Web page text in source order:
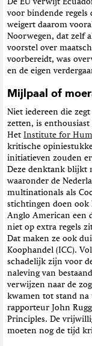
voor bindende regels
weigert daarom
Noorwegen, dat zelf
voorstel over
voorbereidt, was
en de eigen
Mijlpaal of
Niet iedereen die
zetten, is
Het Institute for
kritische
initiatieven zouden
Deze denktank blijkt
waaronder de
multinationals als
stichtingen doen ook
Anglo American een
niet op extra regels
Dat maken ze ook
Koophandel (ICC).
schadelijk zijn voor
naleving van
verwijzen naar de
kwamen tot stand na
rapporteur John
Principles. De
moeten nog de tijd